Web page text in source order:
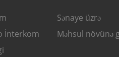
İnterkom
Sənaye üzrə
Məhsul növünə